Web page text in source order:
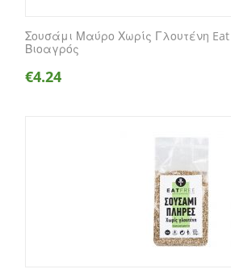
Σουσάμι Μαύρο Χωρίς Γλουτένη Eat
Βιοαγρός
€4.24